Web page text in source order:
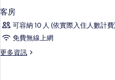
客房
可容納 10 人 (依實際入住人數計
免費無線上網
更多資訊
更